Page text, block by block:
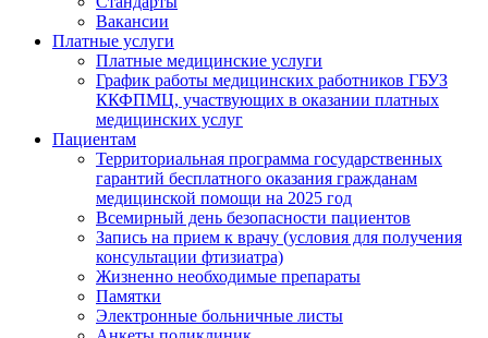
Вакансии
Платные услуги
Платные медицинские услуги
График работы медицинских работников ГБУЗ
ККФПМЦ, участвующих в оказании платных
медицинских услуг
Пациентам
Территориальная программа государственных
гарантий бесплатного оказания гражданам
медицинской помощи на 2025 год
Всемирный день безопасности пациентов
Запись на прием к врачу (условия для получения
консультации фтизиатра)
Жизненно необходимые препараты
Памятки
Электронные больничные листы